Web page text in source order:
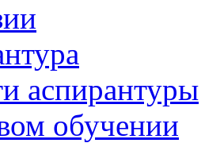
аспирантуры
обучении